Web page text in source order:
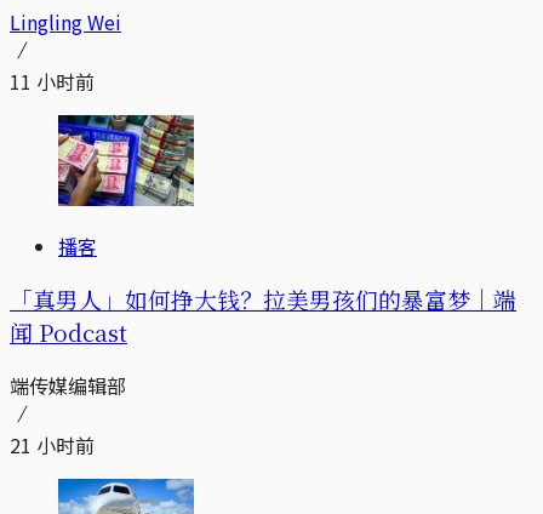
Lingling Wei
11 小时前
播客
「真男人」如何挣大钱？拉美男孩们的暴富梦｜端
闻 Podcast
端传媒编辑部
21 小时前